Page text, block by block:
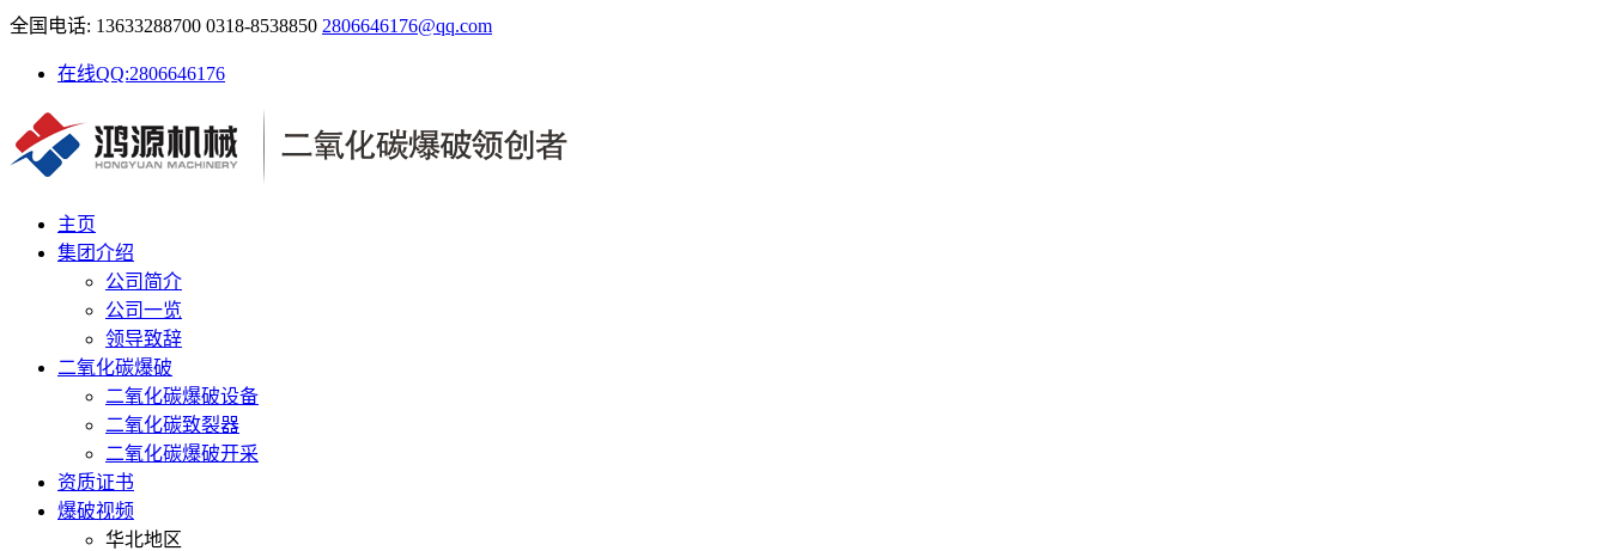
全国电话: 13633288700 0318-8538850 2806646176@qq.com
在线QQ:2806646176
主页
集团介绍
公司简介
公司一览
领导致辞
二氧化碳爆破
二氧化碳爆破设备
二氧化碳致裂器
二氧化碳爆破开采
资质证书
爆破视频
华北地区